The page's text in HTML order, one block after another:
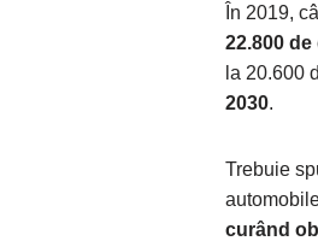
În 2019,
22.800
la 20.600
2030.
Trebuie
curând